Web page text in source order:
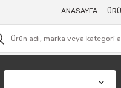
ANASAYFA